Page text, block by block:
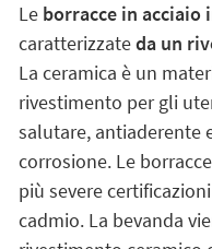
Leborracce in acciaio
caratterizzateda un
La ceramica è un
rivestimento per gli
salutare, antiaderente
corrosione. Le
più severe
cadmio. La bevanda